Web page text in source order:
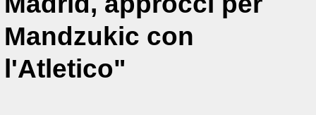
Mandzukic con
l'Atletico"